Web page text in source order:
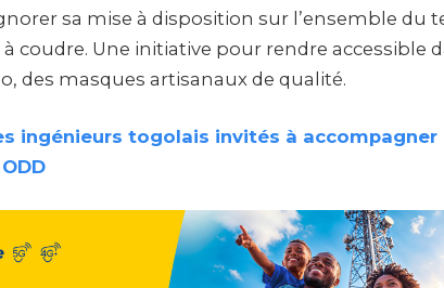
sa mise à disposition sur l’ensemble du
coudre. Une initiative pour rendre accessible
des masques artisanaux de qualité.
ingénieurs togolais invités à accompagner